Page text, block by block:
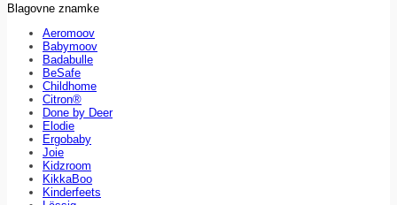
Blagovne znamke
Aeromoov
Babymoov
Badabulle
BeSafe
Childhome
Citron®
Done by Deer
Elodie
Ergobaby
Joie
Kidzroom
KikkaBoo
Kinderfeets